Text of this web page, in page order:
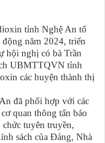
tỉnh Nghệ An tổ
năm 2024, triển
hội nghị có bà Trần
UBMTTQVN tỉnh
các huyện thành thị
đã phối hợp với các
quan thông tấn báo
tuyên truyền,
sách của Đảng, Nhà